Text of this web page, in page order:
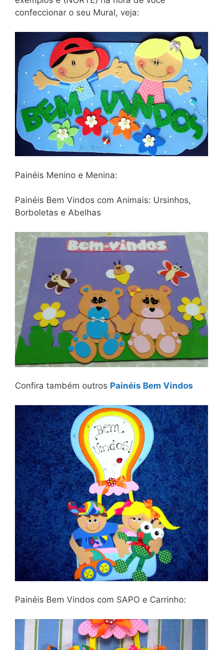
confeccionar o seu Mural, veja:
Painéis Menino e Menina:
Painéis Bem Vindos com Animais: Ursinhos,
Borboletas e Abelhas
Confira também outros Painéis Bem Vindos
Painéis Bem Vindos com SAPO e Carrinho: